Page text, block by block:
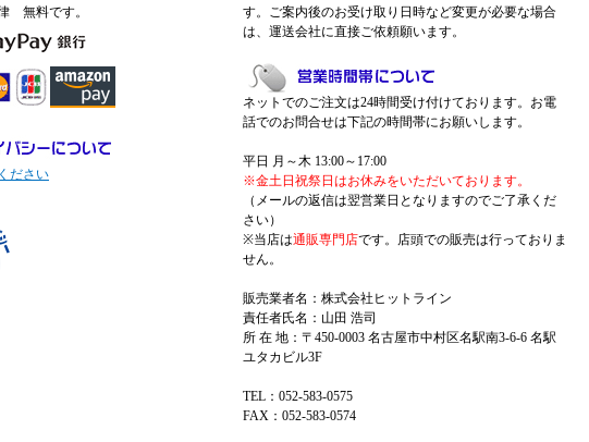
無料です。
ださい
す。ご案内後のお受け取り日時など変更が必要な場合
は、運送会社に直接ご依頼願います。
ネットでのご注文は24時間受け付けております。お電
話でのお問合せは下記の時間帯にお願いします。
平日 月～木 13:00～17:00
※金土日祝祭日はお休みをいただいております。
（メールの返信は翌営業日となりますのでご了承くだ
さい）
※当店は通販専門店です。店頭での販売は行っておりま
せん。
販売業者名：株式会社ヒットライン
責任者氏名：山田 浩司
所 在 地：〒450-0003 名古屋市中村区名駅南3-6-6 名駅
ユタカビル3F
TEL：052-583-0575
FAX：052-583-0574